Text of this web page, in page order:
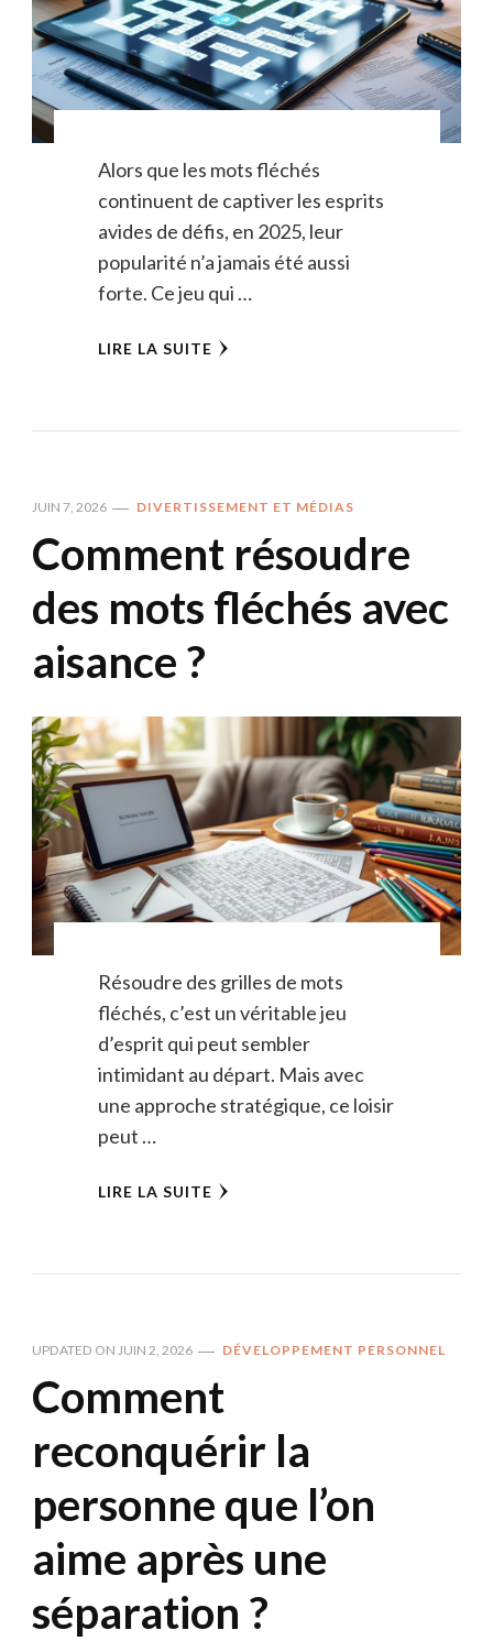
Alors que les mots fléchés
continuent de captiver les esprits
avides de défis, en 2025, leur
popularité n’a jamais été aussi
forte. Ce jeu qui …
LIRE LA SUITE
JUIN 7, 2026 DIVERTISSEMENT ET MÉDIAS
Comment résoudre
des mots fléchés avec
aisance ?
Résoudre des grilles de mots
fléchés, c’est un véritable jeu
d’esprit qui peut sembler
intimidant au départ. Mais avec
une approche stratégique, ce loisir
peut …
LIRE LA SUITE
UPDATED ON JUIN 2, 2026 DÉVELOPPEMENT PERSONNEL
Comment
reconquérir la
personne que l’on
aime après une
séparation ?